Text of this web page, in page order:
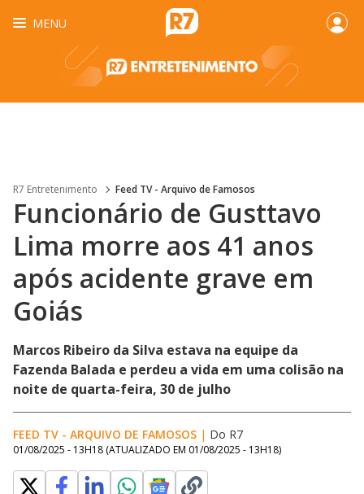
MENU
R7 Entretenimento Feed TV - Arquivo de Famosos
Funcionário de Gusttavo
Lima morre aos 41 anos
após acidente grave em
Goiás
Marcos Ribeiro da Silva estava na equipe da
Fazenda Balada e perdeu a vida em uma colisão na
noite de quarta-feira, 30 de julho
FEED TV - ARQUIVO DE FAMOSOS | Do R7
01/08/2025 - 13H18 (ATUALIZADO EM 01/08/2025 - 13H18)